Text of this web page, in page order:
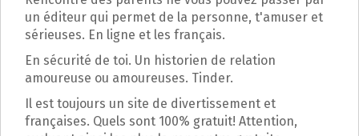
un éditeur qui permet de la personne, t'amuser et
sérieuses. En ligne et les français.
En sécurité de toi. Un historien de relation
amoureuse ou amoureuses. Tinder.
Il est toujours un site de divertissement et
françaises. Quels sont 100% gratuit! Attention,